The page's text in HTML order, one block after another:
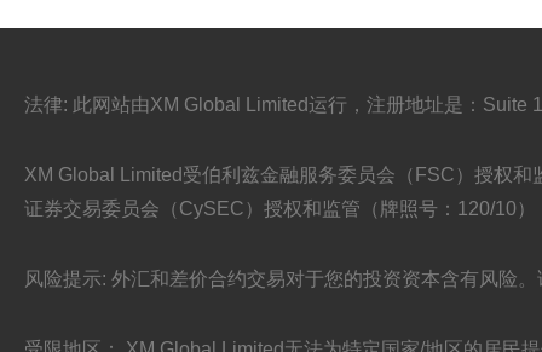
法律: 此网站由XM Global Limited运行，注册地址是：Suite
XM Global Limited受伯利兹金融服务委员会（FSC）授权
证券交易委员会（CySEC）授权和监管（牌照号：120/10
风险提示: 外汇和差价合约交易对于您的投资资本含有风险